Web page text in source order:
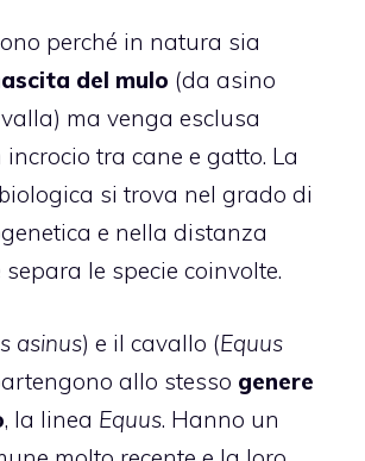
perché in natura sia
del mulo (da asino
ma venga esclusa
incrocio tra cane e gatto. La
si trova nel grado di
e nella distanza
le specie coinvolte.
asinus) e il cavallo (Equus
allo stesso genere
, la linea Equus. Hanno un